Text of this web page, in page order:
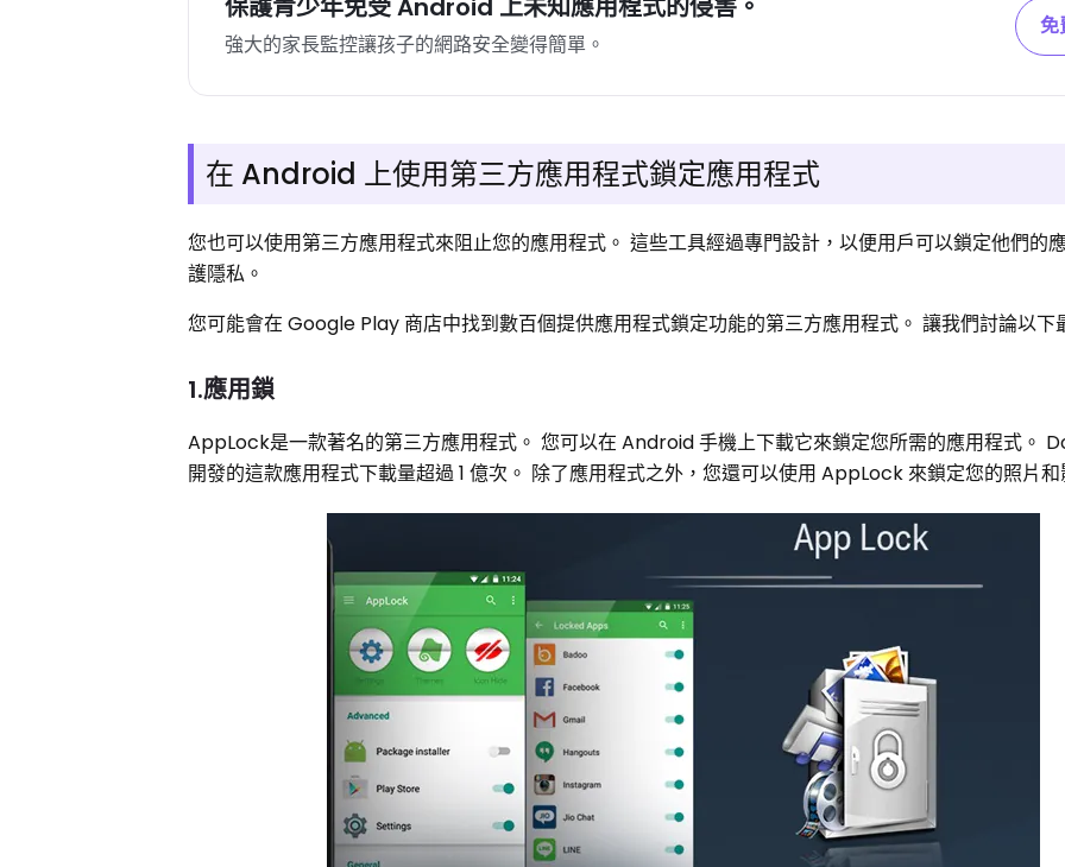
保護青少年免受 Android 上未知應用程式的侵害。
強大的家長監控讓孩子的網路安全變得簡單。
免
在 Android 上使用第三方應用程式鎖定應用程式
您也可以使用第三方應用程式來阻止您的應用程式。 這些工具經過專門設計，以便用戶可以鎖定他們的
護隱私。
您可能會在 Google Play 商店中找到數百個提供應用程式鎖定功能的第三方應用程式。 讓我們討論以
1.應用鎖
AppLock是一款著名的第三方應用程式。 您可以在 Android 手機上下載它來鎖定您所需的應用程式。
開發的這款應用程式下載量超過 1 億次。 除了應用程式之外，您還可以使用 AppLock 來鎖定您的照片